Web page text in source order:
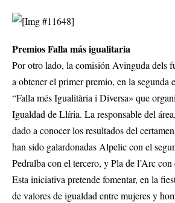
Premios Falla más igualitaria
Por otro lado, la comisión Avinguda dels
a obtener el primer premio, en la segunda
“Falla més Igualitària i Diversa» que
Igualdad de Llíria. La responsable del
dado a conocer los resultados del
han sido galardonadas Alpelic con el
Pedralba con el tercero, y Pla de l’Arc con
Esta iniciativa pretende fomentar, en la
de valores de igualdad entre mujeres y